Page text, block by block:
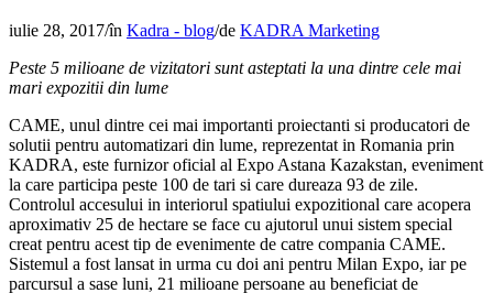
iulie 28, 2017/în Kadra - blog/de KADRA Marketing
Peste 5 milioane de vizitatori sunt asteptati la una dintre cele mai
mari expozitii din lume
CAME, unul dintre cei mai importanti proiectanti si producatori de
solutii pentru automatizari din lume, reprezentat in Romania prin
KADRA, este furnizor oficial al Expo Astana Kazakstan, eveniment
la care participa peste 100 de tari si care dureaza 93 de zile.
Controlul accesului in interiorul spatiului expozitional care acopera
aproximativ 25 de hectare se face cu ajutorul unui sistem special
creat pentru acest tip de evenimente de catre compania CAME.
Sistemul a fost lansat in urma cu doi ani pentru Milan Expo, iar pe
parcursul a sase luni, 21 milioane persoane au beneficiat de